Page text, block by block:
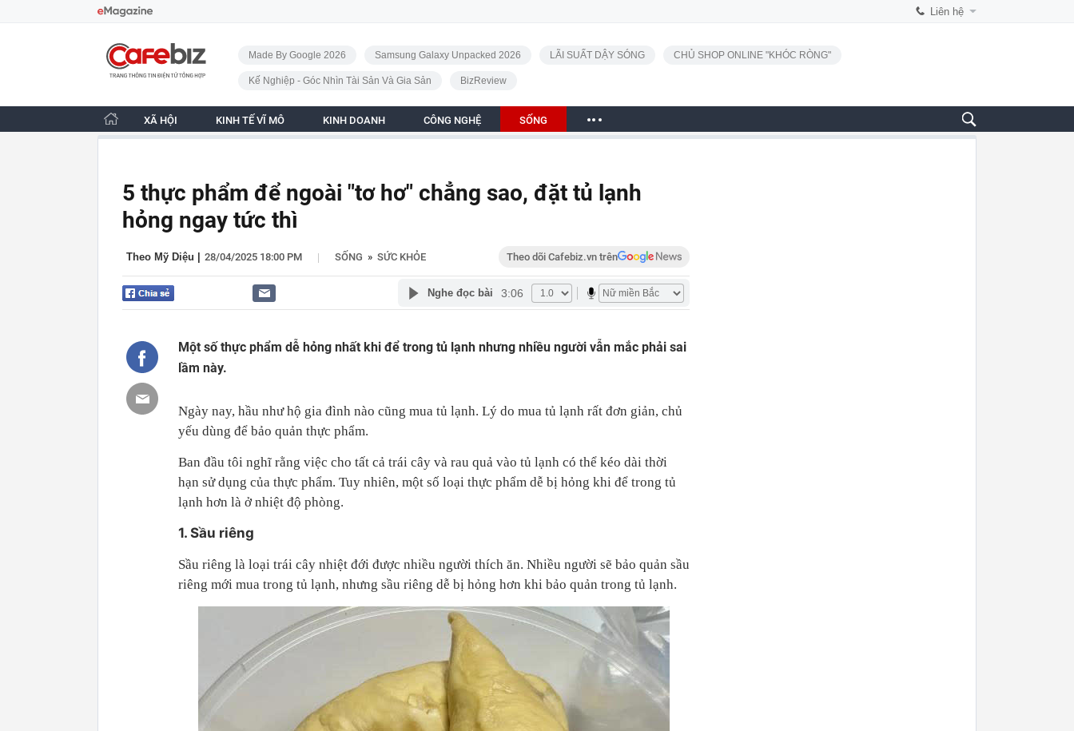
Liên hệ
CafeBiz - Trang chủ
Made By Google 2026 Samsung Galaxy Unpacked 2026 LÃI SUẤT DẬY SÓNG CHỦ SHOP ONLINE "KHÓC RÒNG"
Kế Nghiệp - Góc Nhìn Tài Sản Và Gia Sản BizReview
XÃ HỘI KINH TẾ VĨ MÔ KINH DOANH CÔNG NGHỆ SỐNG
5 thực phẩm để ngoài "tơ hơ" chẳng sao, đặt tủ lạnh
hỏng ngay tức thì
Theo Mỹ Diệu 28/04/2025 18:00 PM | SỐNG » SỨC KHỎE Theo dõi Cafebiz.vn trên
Nghe đọc bài 3:06
Một số thực phẩm dễ hỏng nhất khi để trong tủ lạnh nhưng nhiều người vẫn mắc phải sai
lầm này.
Ngày nay, hầu như hộ gia đình nào cũng mua tủ lạnh. Lý do mua tủ lạnh rất đơn giản, chủ
yếu dùng để bảo quản thực phẩm.
Ban đầu tôi nghĩ rằng việc cho tất cả trái cây và rau quả vào tủ lạnh có thể kéo dài thời
hạn sử dụng của thực phẩm. Tuy nhiên, một số loại thực phẩm dễ bị hỏng khi để trong tủ
lạnh hơn là ở nhiệt độ phòng.
1. Sầu riêng
Sầu riêng là loại trái cây nhiệt đới được nhiều người thích ăn. Nhiều người sẽ bảo quản sầu
riêng mới mua trong tủ lạnh, nhưng sầu riêng dễ bị hỏng hơn khi bảo quản trong tủ lạnh.